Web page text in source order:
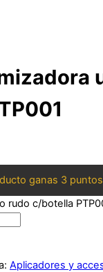
ganas 3
rudo c/botella
Aplicadores y